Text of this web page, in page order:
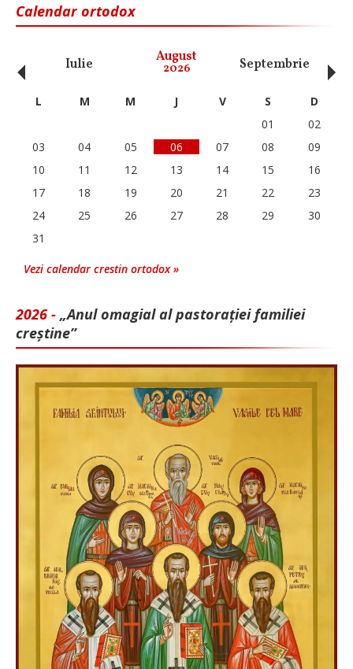
Calendar ortodox
Iulie August
2026 Septembrie
‹ L M M J V S
D
01
02
03
04 05 06 07 08
09
10
11 12 13 14 15
16
17
18 19 20 21 22
23
24
25 26 27 28 29
30
31
Vezi calendar crestin ortodox »
2026 - „Anul omagial al pastorației familiei
creștine”